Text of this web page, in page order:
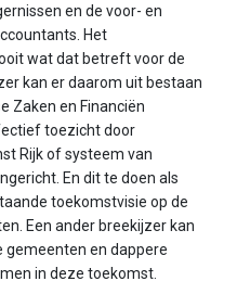
en de voor- en
Het
wat dat betreft voor de
kan er daarom uit bestaan
Zaken en Financiën
toezicht door
Rijk of systeem van
En dit te doen als
toekomstvisie op de
Een ander breekijzer kan
gemeenten en dappere
in deze toekomst.